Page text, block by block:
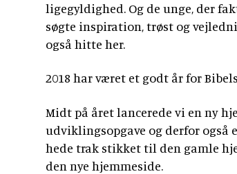
ligegyldighed. Og de unge, der
søgte inspiration, trøst og
også hitte her.
2018 har været et godt år for
Midt på året lancerede vi en ny
udviklingsopgave og derfor også
hede trak stikket til den gamle
den nye hjemmeside.